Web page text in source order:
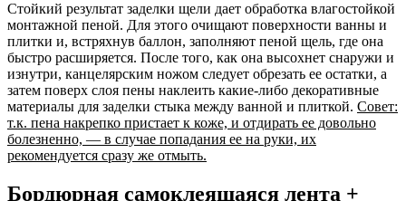
Стойкий результат заделки щели дает обработка влагостойкой
монтажной пеной. Для этого очищают поверхности ванны и
плитки и, встряхнув баллон, заполняют пеной щель, где она
быстро расширяется. После того, как она высохнет снаружи и
изнутри, канцелярским ножом следует обрезать ее остатки, а
затем поверх слоя пены наклеить какие-либо декоративные
материалы для заделки стыка между ванной и плиткой. Совет:
т.к. пена накрепко пристает к коже, и отдирать ее довольно
болезненно, — в случае попадания ее на руки, их
рекомендуется сразу же отмыть.
Бордюрная самоклеящаяся лента +